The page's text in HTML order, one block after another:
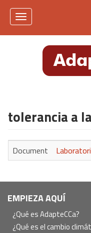
Pasar
Toggle
tolerancia a
Document
Navegación
principal
EMPIEZA AQUÍ
¿Qué es AdapteCCa?
¿Qué es el cambio